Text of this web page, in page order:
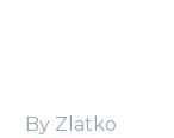
By Zlatko